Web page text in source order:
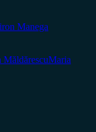
Manega
MăldărescuMaria